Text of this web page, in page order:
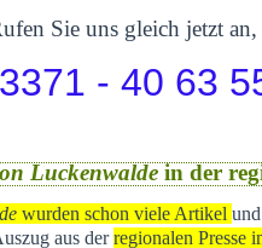
Sie uns gleich jetzt an,
- 40 63
Luckenwaldein der
wurden schon viele Artikel
aus derregionalen Presse